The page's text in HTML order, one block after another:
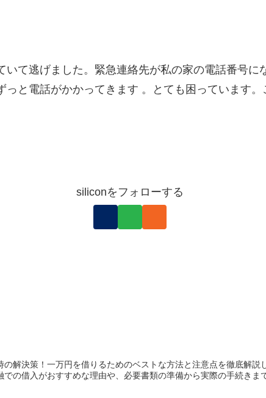
て逃げました。緊急連絡先が私の家の電話番号に
と電話がかかってきます 。とても困っています
siliconをフォローする
の解決策！一万円を借りるためのベストな方法と注意点を徹底解
の借入がおすすめな理由や、必要書類の準備から実際の手続きま